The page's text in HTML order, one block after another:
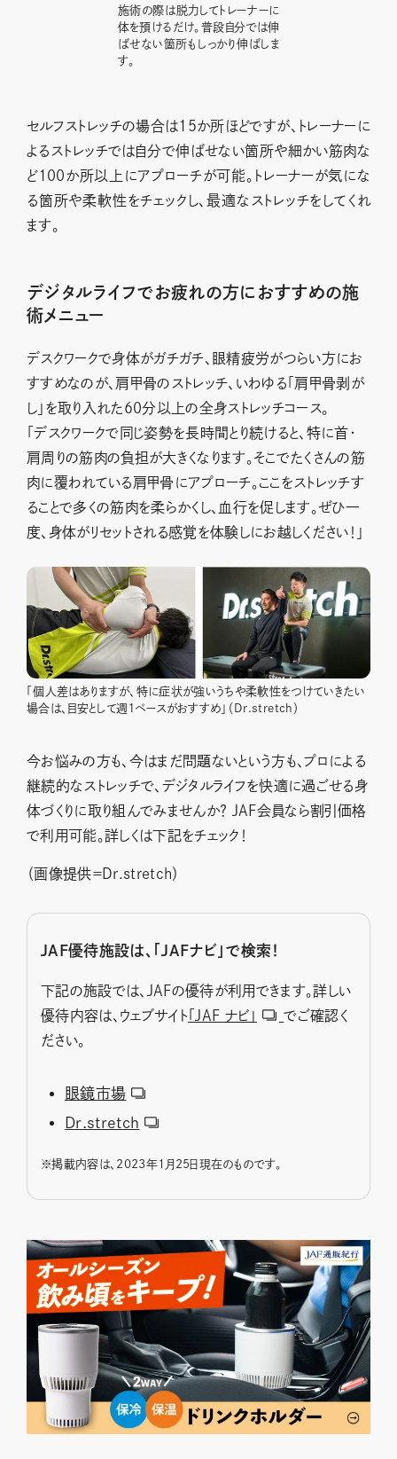
施術の際は脱力してトレーナーに
体を預けるだけ。普段自分では伸
ばせない箇所もしっかり伸ばしま
す。
セルフストレッチの場合は15か所ほどですが、トレーナーに
よるストレッチでは自分で伸ばせない箇所や細かい筋肉な
ど100か所以上にアプローチが可能。トレーナーが気にな
る箇所や柔軟性をチェックし、最適なストレッチをしてくれ
ます。
デジタルライフでお疲れの方におすすめの施
術メニュー
デスクワークで身体がガチガチ、眼精疲労がつらい方にお
すすめなのが、肩甲骨のストレッチ、いわゆる「肩甲骨剥が
し」を取り入れた60分以上の全身ストレッチコース。
「デスクワークで同じ姿勢を長時間とり続けると、特に首・
肩周りの筋肉の負担が大きくなります。そこでたくさんの筋
肉に覆われている肩甲骨にアプローチ。ここをストレッチす
ることで多くの筋肉を柔らかくし、血行を促します。ぜひ一
度、身体がリセットされる感覚を体験しにお越しください！」
「個人差はありますが、特に症状が強いうちや柔軟性をつけていきたい
場合は、目安として週１ペースがおすすめ」（Dr.stretch）
今お悩みの方も、今はまだ問題ないという方も、プロによる
継続的なストレッチで、デジタルライフを快適に過ごせる身
体づくりに取り組んでみませんか？ JAF会員なら割引価格
で利用可能。詳しくは下記をチェック！
（画像提供＝Dr.stretch）
JAF優待施設は、「JAFナビ」で検索！
下記の施設では、JAFの優待が利用できます。詳しい
優待内容は、ウェブサイト 「JAF ナビ」
でご確認く
ださい。
眼鏡市場
Dr.stretch
※掲載内容は、2023年1月25日現在のものです。